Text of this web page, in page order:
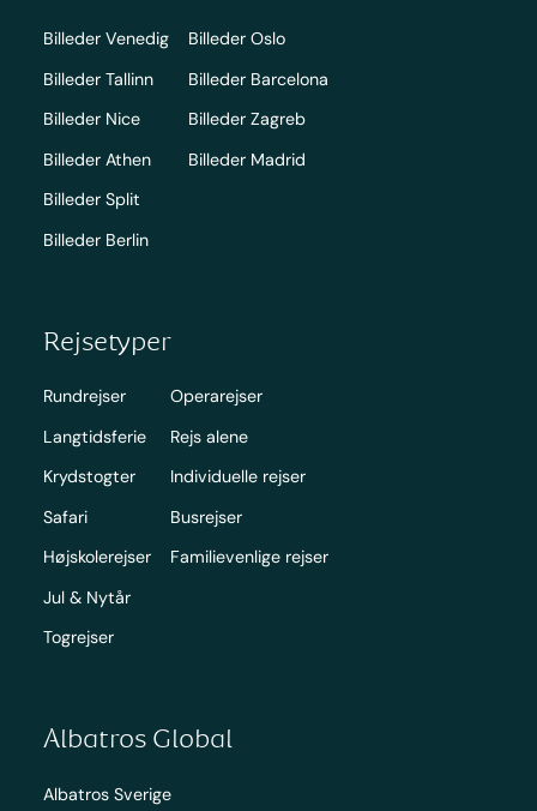
Billeder Venedig
Billeder Tallinn
Billeder Nice
Billeder Athen
Billeder Split
Billeder Berlin
Billeder Oslo
Billeder Barcelona
Billeder Zagreb
Billeder Madrid
Rejsetyper
Rundrejser
Langtidsferie
Krydstogter
Safari
Højskolerejser
Jul & Nytår
Togrejser
Operarejser
Rejs alene
Individuelle rejser
Busrejser
Familievenlige rejser
Albatros Global
Albatros Sverige